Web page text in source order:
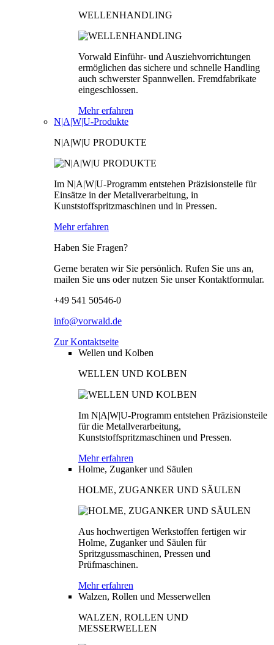
WELLENHANDLING
Vorwald Einführ- und Ausziehvorrichtungen
ermöglichen das sichere und schnelle Handling
auch schwerster Spannwellen. Fremdfabrikate
eingeschlossen.
Mehr erfahren
N|A|W|U-Produkte
N|A|W|U PRODUKTE
Im N|A|W|U-Programm entstehen Präzisionsteile für
Einsätze in der Metallverarbeitung, in
Kunststoffspritzmaschinen und in Pressen.
Mehr erfahren
Haben Sie Fragen?
Gerne beraten wir Sie persönlich. Rufen Sie uns an,
mailen Sie uns oder nutzen Sie unser Kontaktformular.
+49 541 50546-0
info@vorwald.de
Zur Kontaktseite
Wellen und Kolben
WELLEN UND KOLBEN
Im N|A|W|U-Programm entstehen Präzisionsteile
für die Metallverarbeitung,
Kunststoffspritzmaschinen und Pressen.
Mehr erfahren
Holme, Zuganker und Säulen
HOLME, ZUGANKER UND SÄULEN
Aus hochwertigen Werkstoffen fertigen wir
Holme, Zuganker und Säulen für
Spritzgussmaschinen, Pressen und
Prüfmaschinen.
Mehr erfahren
Walzen, Rollen und Messerwellen
WALZEN, ROLLEN UND
MESSERWELLEN